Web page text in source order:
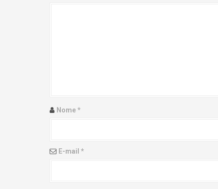
n
Nome*
E-mail *